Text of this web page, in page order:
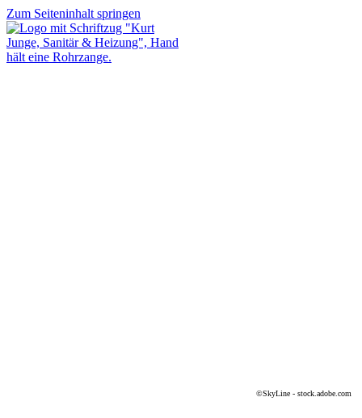
Zum Seiteninhalt springen
©SkyLine - stock.adobe.com